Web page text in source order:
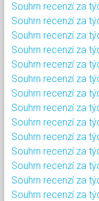
Souhrn recenzí za
Souhrn recenzí za
Souhrn recenzí za
Souhrn recenzí za
Souhrn recenzí za
Souhrn recenzí za
Souhrn recenzí za
Souhrn recenzí za
Souhrn recenzí za
Souhrn recenzí za
Souhrn recenzí za
Souhrn recenzí za
Souhrn recenzí za
Souhrn recenzí za